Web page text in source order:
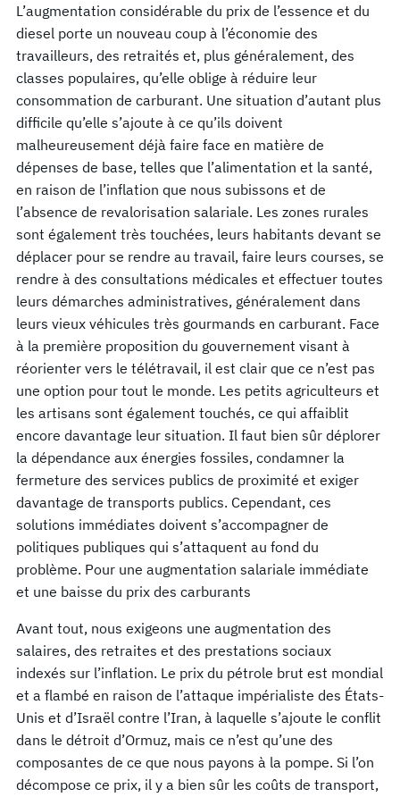
L’augmentation considérable du prix de l’essence et du
diesel porte un nouveau coup à l’économie des
travailleurs, des retraités et, plus généralement, des
classes populaires, qu’elle oblige à réduire leur
consommation de carburant. Une situation d’autant plus
difficile qu’elle s’ajoute à ce qu’ils doivent
malheureusement déjà faire face en matière de
dépenses de base, telles que l’alimentation et la santé,
en raison de l’inflation que nous subissons et de
l’absence de revalorisation salariale. Les zones rurales
sont également très touchées, leurs habitants devant se
déplacer pour se rendre au travail, faire leurs courses, se
rendre à des consultations médicales et effectuer toutes
leurs démarches administratives, généralement dans
leurs vieux véhicules très gourmands en carburant. Face
à la première proposition du gouvernement visant à
réorienter vers le télétravail, il est clair que ce n’est pas
une option pour tout le monde. Les petits agriculteurs et
les artisans sont également touchés, ce qui affaiblit
encore davantage leur situation. Il faut bien sûr déplorer
la dépendance aux énergies fossiles, condamner la
fermeture des services publics de proximité et exiger
davantage de transports publics. Cependant, ces
solutions immédiates doivent s’accompagner de
politiques publiques qui s’attaquent au fond du
problème. Pour une augmentation salariale immédiate
et une baisse du prix des carburants
Avant tout, nous exigeons une augmentation des
salaires, des retraites et des prestations sociaux
indexés sur l’inflation. Le prix du pétrole brut est mondial
et a flambé en raison de l’attaque impérialiste des États-
Unis et d’Israël contre l’Iran, à laquelle s’ajoute le conflit
dans le détroit d’Ormuz, mais ce n’est qu’une des
composantes de ce que nous payons à la pompe. Si l’on
décompose ce prix, il y a bien sûr les coûts de transport,